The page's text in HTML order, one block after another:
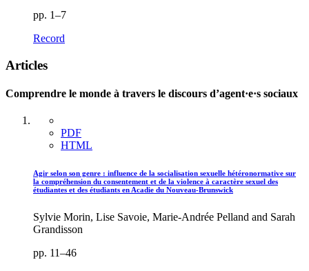
pp. 1–7
Record
Articles
Comprendre le monde à travers le discours d’agent·e·s sociaux
PDF
HTML
Agir selon son genre : influence de la socialisation sexuelle hétéronormative sur
la compréhension du consentement et de la violence à caractère sexuel des
étudiantes et des étudiants en Acadie du Nouveau-Brunswick
Sylvie Morin, Lise Savoie, Marie-Andrée Pelland and Sarah
Grandisson
pp. 11–46